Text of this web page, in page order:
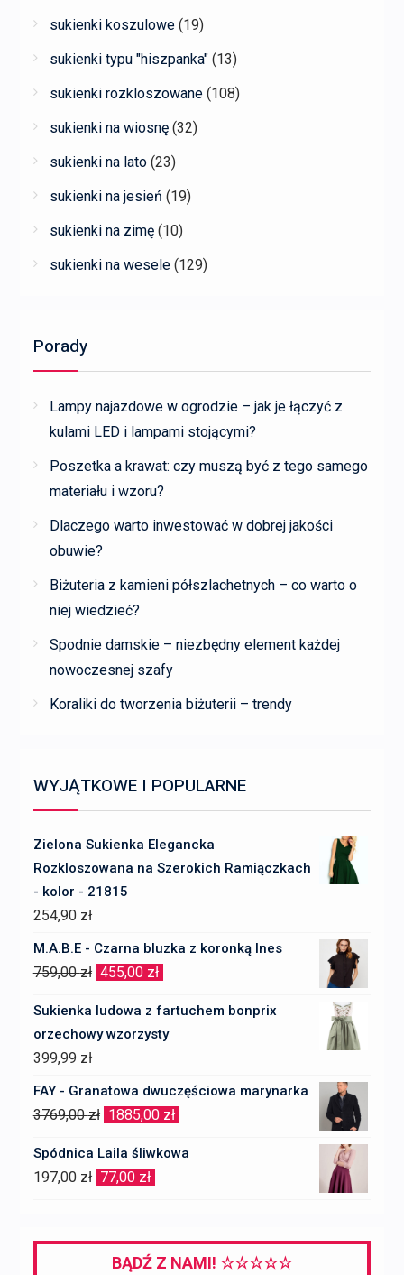
sukienki koszulowe (19)
sukienki typu "hiszpanka" (13)
sukienki rozkloszowane (108)
sukienki na wiosnę (32)
sukienki na lato (23)
sukienki na jesień (19)
sukienki na zimę (10)
sukienki na wesele (129)
Porady
Lampy najazdowe w ogrodzie – jak je łączyć z
kulami LED i lampami stojącymi?
Poszetka a krawat: czy muszą być z tego samego
materiału i wzoru?
Dlaczego warto inwestować w dobrej jakości
obuwie?
Biżuteria z kamieni półszlachetnych – co warto o
niej wiedzieć?
Spodnie damskie – niezbędny element każdej
nowoczesnej szafy
Koraliki do tworzenia biżuterii – trendy
WYJĄTKOWE I POPULARNE
Zielona Sukienka Elegancka
Rozkloszowana na Szerokich Ramiączkach
- kolor - 21815
254,90 zł
M.A.B.E - Czarna bluzka z koronką Ines
759,00zł Pierwotna
759,00 zł.
455,00 zł
455,00 zł.
Sukienka ludowa z fartuchem bonprix
orzechowy wzorzysty
399,99 zł
FAY - Granatowa dwuczęściowa marynarka
3769,00zł Pierwotna
wynosiła:
3769,00 zł.
1885,00 zł
Spódnica Laila śliwkowa
197,00zł Pierwotna
197,00 zł.
77,00 zł
BĄDŹ Z NAMI! ☆☆☆☆☆